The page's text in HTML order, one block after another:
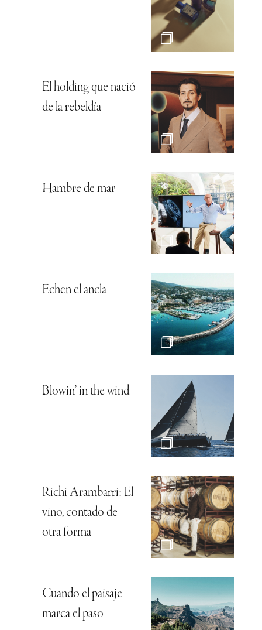
El holding que nació
de la rebeldía
Hambre de mar
Echen el ancla
Blowin’ in the wind
Richi Arambarri: El
vino, contado de
otra forma
Cuando el paisaje
marca el paso